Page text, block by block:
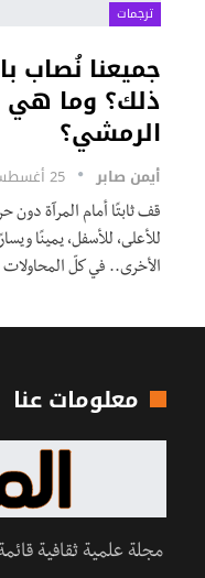
ترجمات
جميعنا نُصاب
ذلك؟ وما هي
الرمشي؟
أيمن صابر 25 أغسطس 2018
قف ثابتًا أمام المرآة دون
للأعلى، للأسفل، يمينًا
الأخرى.. في كلّ المحاولات
معلومات عنا
مجلة علمية ثقافية